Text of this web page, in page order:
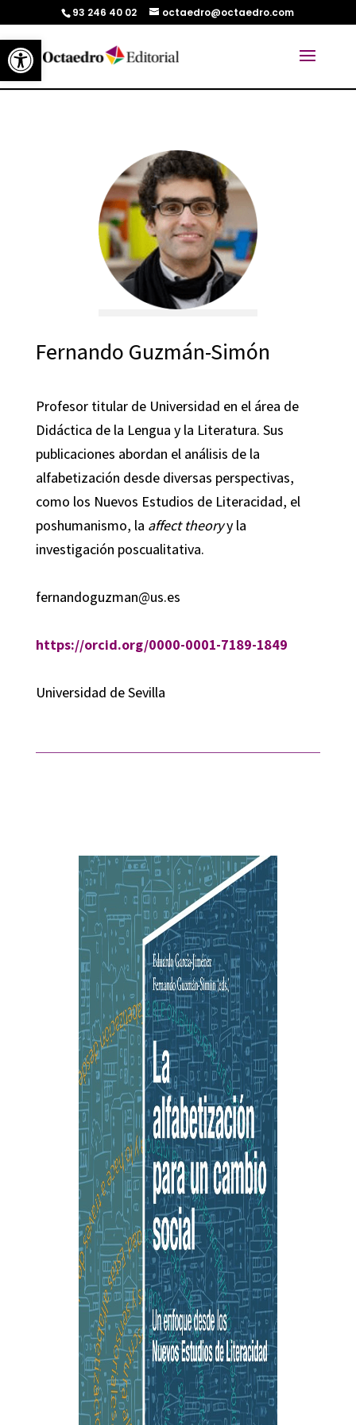
Abrir barra de herramientas
93 246 40 02 octaedro@octaedro.com
Fernando Guzmán-Simón
Profesor titular de Universidad en el área de
Didáctica de la Lengua y la Literatura. Sus
publicaciones abordan el análisis de la
alfabetización desde diversas perspectivas,
como los Nuevos Estudios de Literacidad, el
poshumanismo, la affect theoryy la
investigación poscualitativa.
fernandoguzman@us.es
https://orcid.org/0000-0001-7189-1849
Universidad de Sevilla